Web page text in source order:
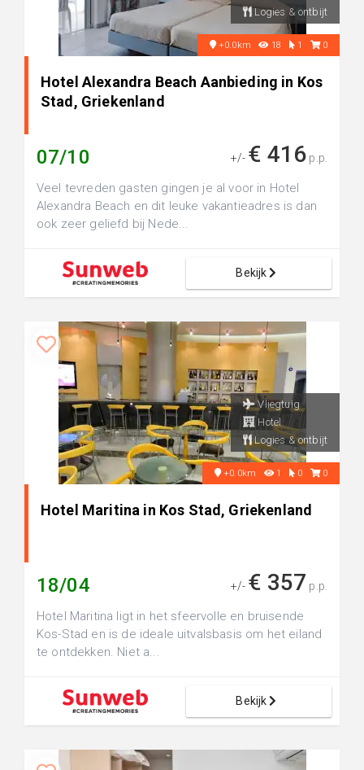
Logies & ontbijt
+0.0km 18 1 0
Hotel Alexandra Beach Aanbieding in Kos
Stad, Griekenland
07/10 +/- € 416 p.p.
Veel tevreden gasten gingen je al voor in Hotel
Alexandra Beach en dit leuke vakantieadres is dan
ook zeer geliefd bij Nede...
Bekijk
Vliegtuig
Hotel
Logies & ontbijt
+0.0km 1 0 0
Hotel Maritina in Kos Stad, Griekenland
18/04 +/- € 357 p.p.
Hotel Maritina ligt in het sfeervolle en bruisende
Kos-Stad en is de ideale uitvalsbasis om het eiland
te ontdekken. Niet a...
Bekijk